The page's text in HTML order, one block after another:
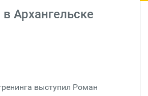
Архангельске
выступил Роман